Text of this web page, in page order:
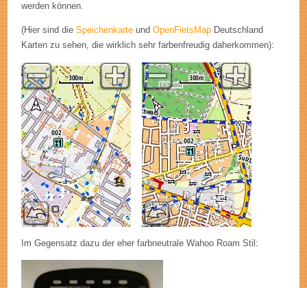
werden können.
(Hier sind dieSpeichenkarteundOpenFietsMap Deutschland
Karten zu sehen, die wirklich sehr farbenfreudig daherkommen):
Im Gegensatz dazu der eher farbneutrale Wahoo Roam Stil: